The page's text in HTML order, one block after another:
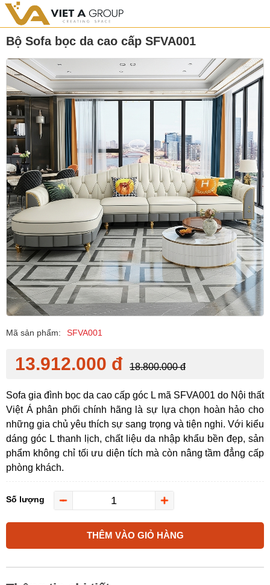
Bộ Sofa bọc da cao cấp SFVA001
Mã sản phẩm: SFVA001
13.912.000 đ 18.800.000 đ
Sofa gia đình bọc da cao cấp góc L mã SFVA001 do Nội thất
Việt Á phân phối chính hãng là sự lựa chọn hoàn hảo cho
những gia chủ yêu thích sự sang trọng và tiện nghi. Với kiểu
dáng góc L thanh lịch, chất liệu da nhập khẩu bền đẹp, sản
phẩm không chỉ tối ưu diện tích mà còn nâng tầm đẳng cấp
phòng khách.
Số lượng
THÊM VÀO GIỎ HÀNG